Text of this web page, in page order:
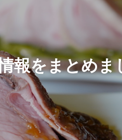
報をまとめま